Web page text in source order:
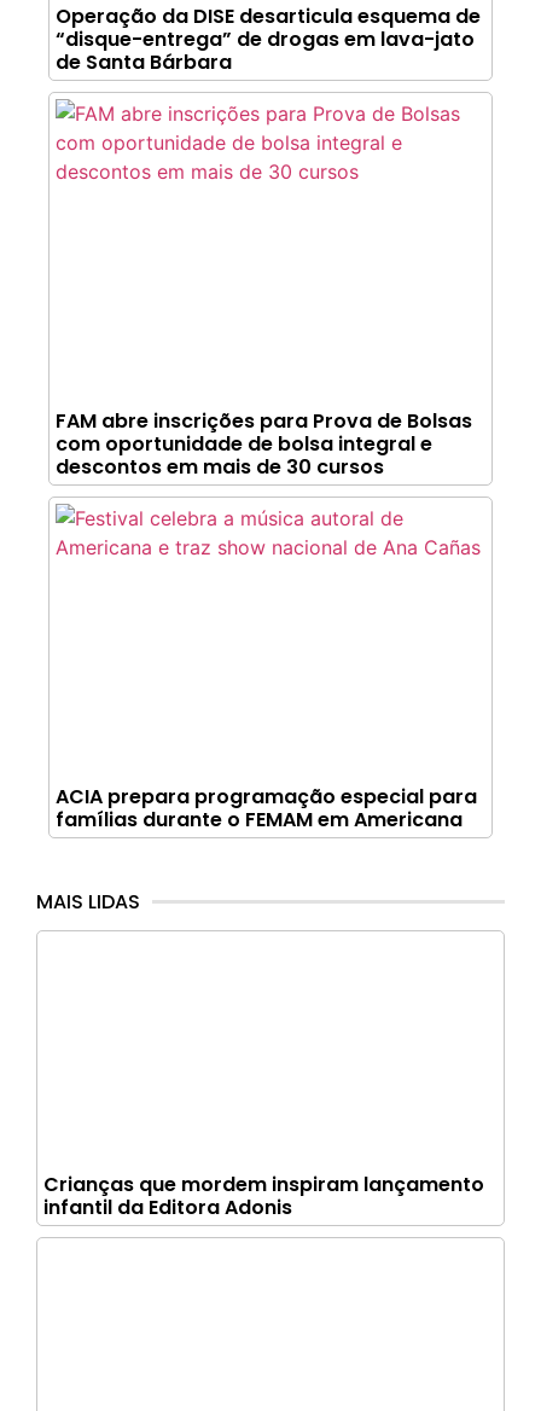
Operação da DISE desarticula esquema de
“disque-entrega” de drogas em lava-jato
de Santa Bárbara
FAM abre inscrições para Prova de Bolsas
com oportunidade de bolsa integral e
descontos em mais de 30 cursos
ACIA prepara programação especial para
famílias durante o FEMAM em Americana
MAIS LIDAS
Crianças que mordem inspiram lançamento
infantil da Editora Adonis